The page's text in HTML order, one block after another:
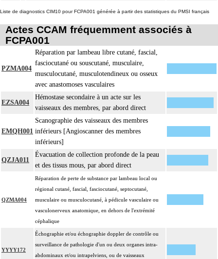
Liste de diagnostics CIM10 pour FCPA001 générée à partir des statistiques du PMSI français
Actes CCAM fréquemment associés à
FCPA001
PZMA004
Réparation par lambeau libre cutané, fascial,
fasciocutané ou souscutané, musculaire,
musculocutané, musculotendineux ou osseux
avec anastomoses vasculaires
EZSA004
Hémostase secondaire à un acte sur les
vaisseaux des membres, par abord direct
EMQH001
Scanographie des vaisseaux des membres
inférieurs [Angioscanner des membres
inférieurs]
QZJA011
Évacuation de collection profonde de la peau
et des tissus mous, par abord direct
QZMA004
Réparation de perte de substance par lambeau local ou
régional cutané, fascial, fasciocutané, septocutané,
musculaire ou musculocutané, à pédicule vasculaire ou
vasculonerveux anatomique, en dehors de l'extrémité
céphalique
YYYY172
Échographie et/ou échographie doppler de contrôle ou
surveillance de pathologie d'un ou deux organes intra-
abdominaux et/ou intrapelviens, ou de vaisseaux